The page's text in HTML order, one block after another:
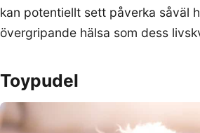
kan potentiellt sett påverka såväl
övergripande hälsa som dess
Toypudel